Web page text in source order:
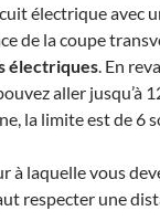
électrique avec
de la coupe
électriques. En
aller jusqu’à
la limite est de 6
à laquelle vous
respecter une